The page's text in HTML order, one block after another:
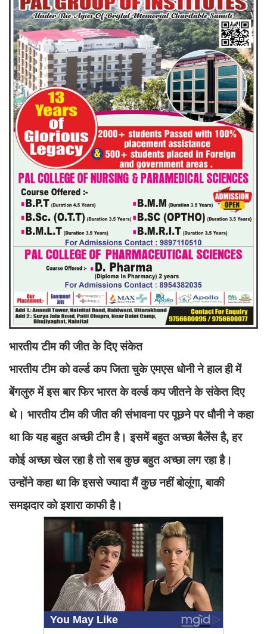
भारतीय टीम की जीत के दिए संकेत
भारतीय टीम को वर्ल्ड कप जिता चुके एमएस धोनी ने हाल ही में
बेंगलुरु में इस बार फिर भारत के वर्ल्ड कप जीतने के संकेत दिए
थे। भारतीय टीम की जीत की संभावना पर पूछने पर धौनी ने कहा
था कि यह बहुत अच्छी टीम है। इसमें बहुत अच्छा बैलेंस है, हर
कोई अच्छा खेल रहा है तो सब कुछ बहुत अच्छा लग रहा है।
उन्होंने कहा था कि इससे ज्यादा मैं कुछ नहीं बोलूंगा, बाकी
समझदार को इशारा काफी है।